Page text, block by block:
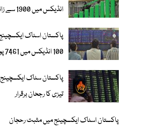
انڈیکس میں 1900 سے زائد پوائنٹس کا اضافہ
پاکستان اسٹاک
100 انڈیکس میں 7461 پوائنٹس کا اضافہ
پاکستان سٹاک
تیزی کا رجحان برقرار
پاکستان اسٹاک ایکسچینج میں مثبت رحجان